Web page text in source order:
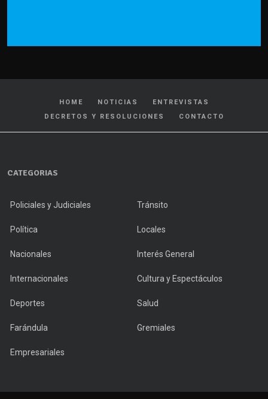
HOME NOTICIAS
ENTREVISTAS
DECRETOS Y RESOLUCIONES
CONTACTO
CATEGORIAS
Policiales y Judiciales Tránsito
Política Locales
Nacionales Interés General
Internacionales Cultura y Espectáculos
Deportes Salud
Farándula Gremiales
Empresariales